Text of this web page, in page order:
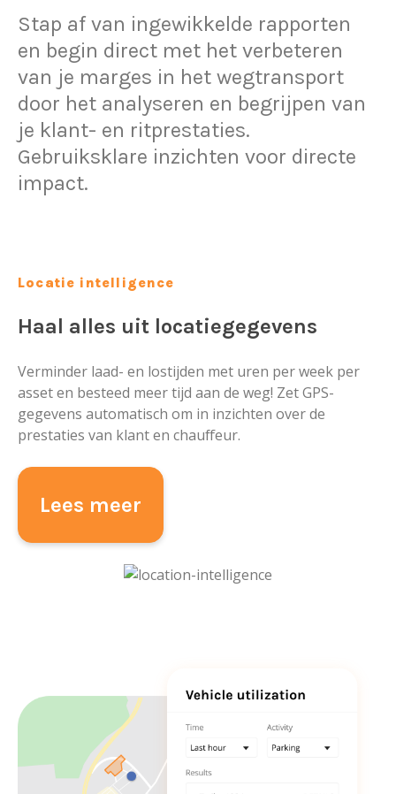
Stap af van ingewikkelde rapporten
en begin direct met het verbeteren
van je marges in het wegtransport
door het analyseren en begrijpen van
je klant- en ritprestaties.
Gebruiksklare inzichten voor directe
impact.
Locatie intelligence
Haal alles uit locatiegegevens
Verminder laad- en lostijden met uren per week per
asset en besteed meer tijd aan de weg! Zet GPS-
gegevens automatisch om in inzichten over de
prestaties van klant en chauffeur.
Lees meer